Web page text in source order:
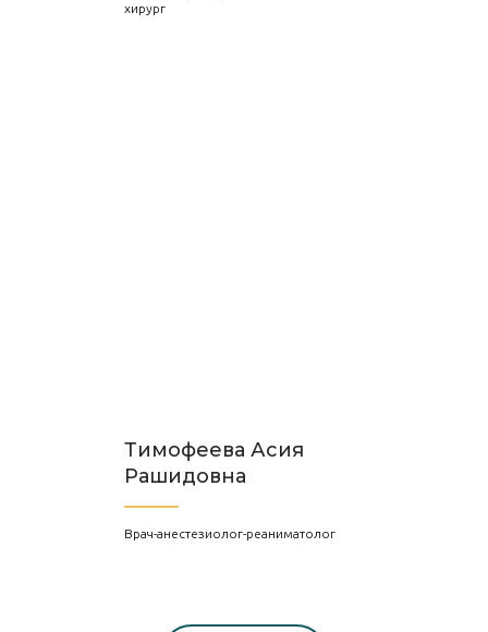
хирург
Тимофеева Асия
Рашидовна
Врач-анестезиолог-реаниматолог